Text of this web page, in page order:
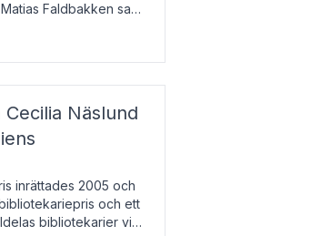
Faldbakken samt
svenska kronor per
Näslund
inrättades 2005 och
och ett
bibliotekarier vid